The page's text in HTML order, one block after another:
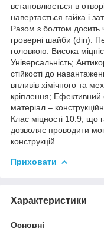
встановлюється в
навертається гайка і
Разом з болтом досить
гроверні шайби (din).
головкою: Висока
Універсальність;
стійкості до
впливів хімічного та
кріплення;
матеріал –
Клас міцності 10.9, що
дозволяє проводити
конструкцій.
Приховати
Характеристики
Основні